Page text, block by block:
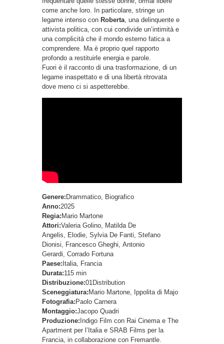
come anche loro. In particolare, stringe un
legame intenso con Roberta, una delinquente e
attivista politica, con cui condivide un’intimità e
una complicità che il mondo esterno fatica a
comprendere. Ma è proprio quel rapporto
profondo a restituirle energia e parole.
Fuori è il racconto di una trasformazione, di un
legame inaspettato e di una libertà ritrovata
dove meno ci si aspetterebbe.
Genere: Drammatico, Biografico
Anno:2025
Regia: Mario Martone
Attori:Valeria Golino, Matilda De
Angelis, Elodie, Sylvia De Fanti, Stefano
Dionisi, Francesco Gheghi, Antonio
Gerardi, Corrado Fortuna
Paese: Italia, Francia
Durata:115 min
Distribuzione:01Distribution
Sceneggiatura: Mario Martone, Ippolita di Majo
Fotografia: Paolo Carnera
Montaggio:Jacopo Quadri
Produzione: Indigo Film con Rai Cinema e The
Apartment per l’Italia e SRAB Films per la
Francia, in collaborazione con Fremantle.